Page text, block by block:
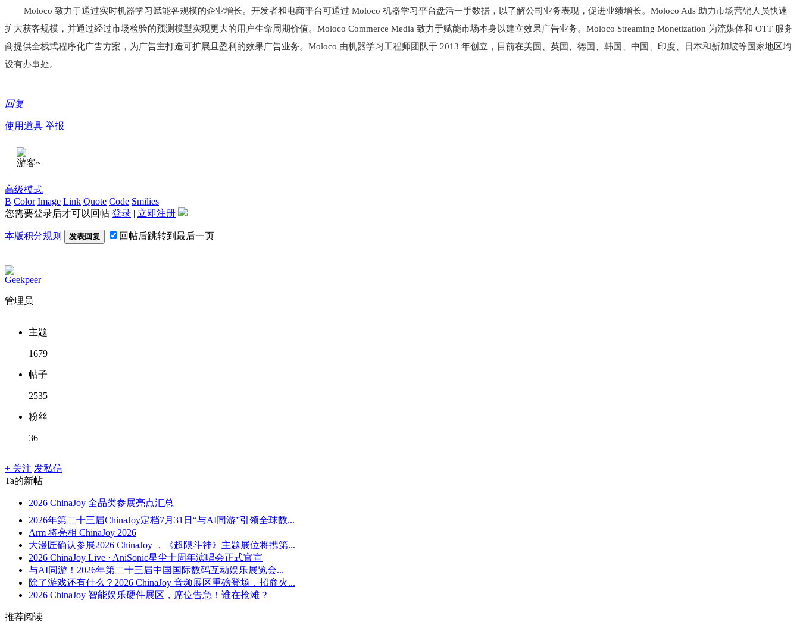
Moloco 致力于通过实时机器学习赋能各规模的企业增长。开发者和电商平台可通过 Moloco 机器学习平台盘活一手数据，以了解公司业务表现，促进业绩增长。Moloco Ads 助力市场营销人员快速
扩大获客规模，并通过经过市场检验的预测模型实现更大的用户生命周期价值。Moloco Commerce Media 致力于赋能市场本身以建立效果广告业务。Moloco Streaming Monetization 为流媒体和 OTT 服务
商提供全栈式程序化广告方案，为广告主打造可扩展且盈利的效果广告业务。Moloco 由机器学习工程师团队于 2013 年创立，目前在美国、英国、德国、韩国、中国、印度、日本和新加坡等国家地区均
设有办事处。
回复
使用道具 举报
游客~
高级模式
B Color Image Link Quote Code Smilies
您需要登录后才可以回帖 登录 | 立即注册
本版积分规则 发表回复 回帖后跳转到最后一页
Geekpeer
管理员
主题
1679
帖子
2535
粉丝
36
+ 关注 发私信
Ta的新帖
2026 ChinaJoy 全品类参展亮点汇总
2026年第二十三届ChinaJoy定档7月31日“与AI同游”引领全球数...
Arm 将亮相 ChinaJoy 2026
大漫匠确认参展2026 ChinaJoy ，《超限斗神》主题展位将携第...
2026 ChinaJoy Live · AniSonic星尘十周年演唱会正式官宣
与AI同游！2026年第二十三届中国国际数码互动娱乐展览会...
除了游戏还有什么？2026 ChinaJoy 音频展区重磅登场，招商火...
2026 ChinaJoy 智能娱乐硬件展区，席位告急！谁在抢滩？
推荐阅读